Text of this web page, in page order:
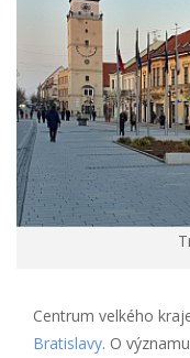
Centrum velkého
Bratislavy. O významu